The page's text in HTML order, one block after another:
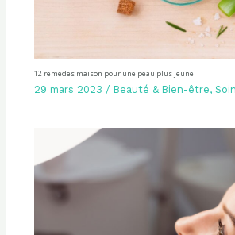
12 remèdes maison pour une peau plus jeune
29 mars 2023 / Beauté & Bien-être,